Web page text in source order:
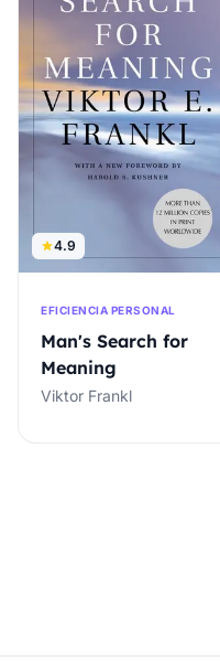
4.9
EFICIENCIA PERSONAL
Man's Search for
Meaning
Viktor Frankl